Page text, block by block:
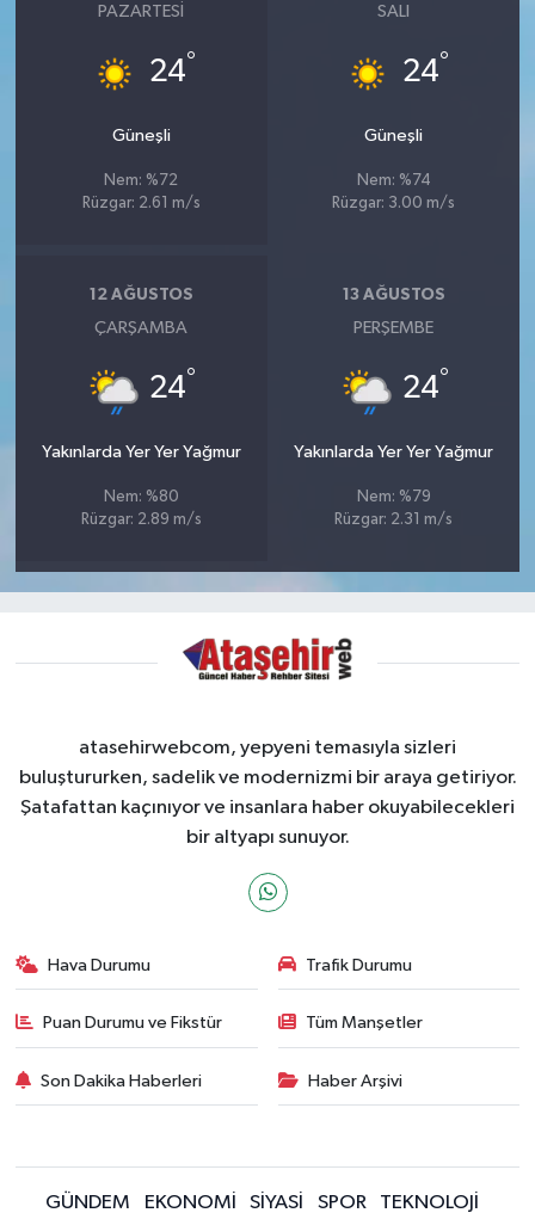
PAZARTESI
24°
Güneşli
Nem: %72
Rüzgar: 2.61 m/s
SALI
24°
Güneşli
Nem: %74
Rüzgar: 3.00 m/s
12 AĞUSTOS
ÇARŞAMBA
24°
Yakınlarda Yer Yer Yağmur
Nem: %80
Rüzgar: 2.89 m/s
13 AĞUSTOS
PERŞEMBE
24°
Yakınlarda Yer Yer Yağmur
Nem: %79
Rüzgar: 2.31 m/s
atasehirwebcom, yepyeni temasıyla sizleri
buluştururken, sadelik ve modernizmi bir araya getiriyor.
Şatafattan kaçınıyor ve insanlara haber okuyabilecekleri
bir altyapı sunuyor.
Hava Durumu Trafik Durumu
Puan Durumu ve Fikstür Tüm Manşetler
Son Dakika Haberleri Haber Arşivi
GÜNDEM EKONOMİ SİYASİ SPOR TEKNOLOJİ